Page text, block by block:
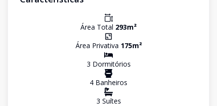
Área Total 293m²
Área Privativa 175m²
3 Dormitórios
4 Banheiros
3 Suítes